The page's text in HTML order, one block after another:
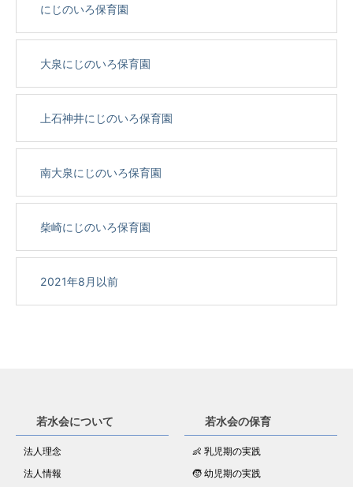
にじのいろ保育園
大泉にじのいろ保育園
上石神井にじのいろ保育園
南大泉にじのいろ保育園
柴崎にじのいろ保育園
2021年8月以前
若水会について
法人理念
法人情報
若水会の保育
👶 乳児期の実践
🧒 幼児期の実践